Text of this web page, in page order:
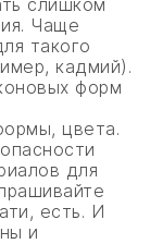
Чаще
такого
кадмий).
форм
цвета.
для
есть. И
и